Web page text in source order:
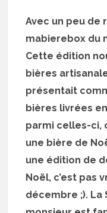
Avec un peu de
mabierebox du
Cette édition
bières
présentait
bières livrées
parmi celles-ci,
une bière de
une édition de
Noël, c’est pas
décembre ;). La